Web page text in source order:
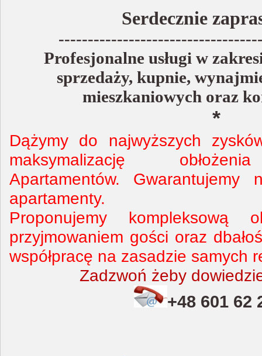
Serdecznie
Profesjonalne usługi w
sprzedaży, kupnie,
mieszkaniowych oraz
*
Dążymy do najwyższych
maksymalizację
Apartamentów. Gwarantujemy
apartamenty.
Proponujemy kompleksową
przyjmowaniem gości oraz
współpracę na zasadzie samych
Zadzwoń żeby
+48 601 62